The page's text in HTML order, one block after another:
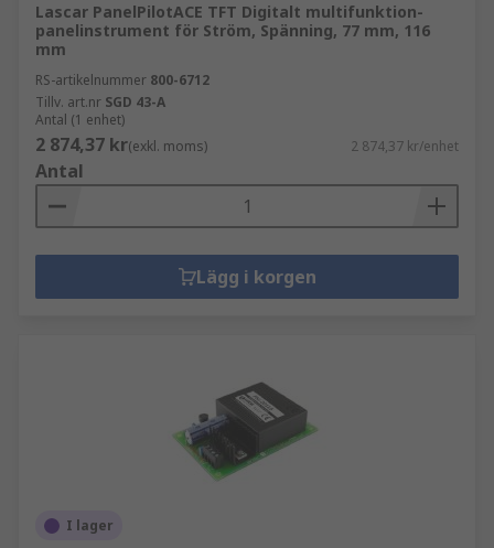
Lascar PanelPilotACE TFT Digitalt multifunktion-
panelinstrument för Ström, Spänning, 77 mm, 116
mm
RS-artikelnummer 800-6712
Tillv. art.nr SGD 43-A
Antal (1 enhet)
2 874,37 kr(exkl. moms) 2 874,37 kr/enhet
Antal
Lägg i korgen
I lager